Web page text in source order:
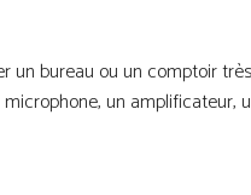
un bureau ou un comptoir
microphone, un